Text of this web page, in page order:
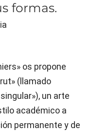
formas.
os propone
(llamado
un arte
académico a
permanente y de